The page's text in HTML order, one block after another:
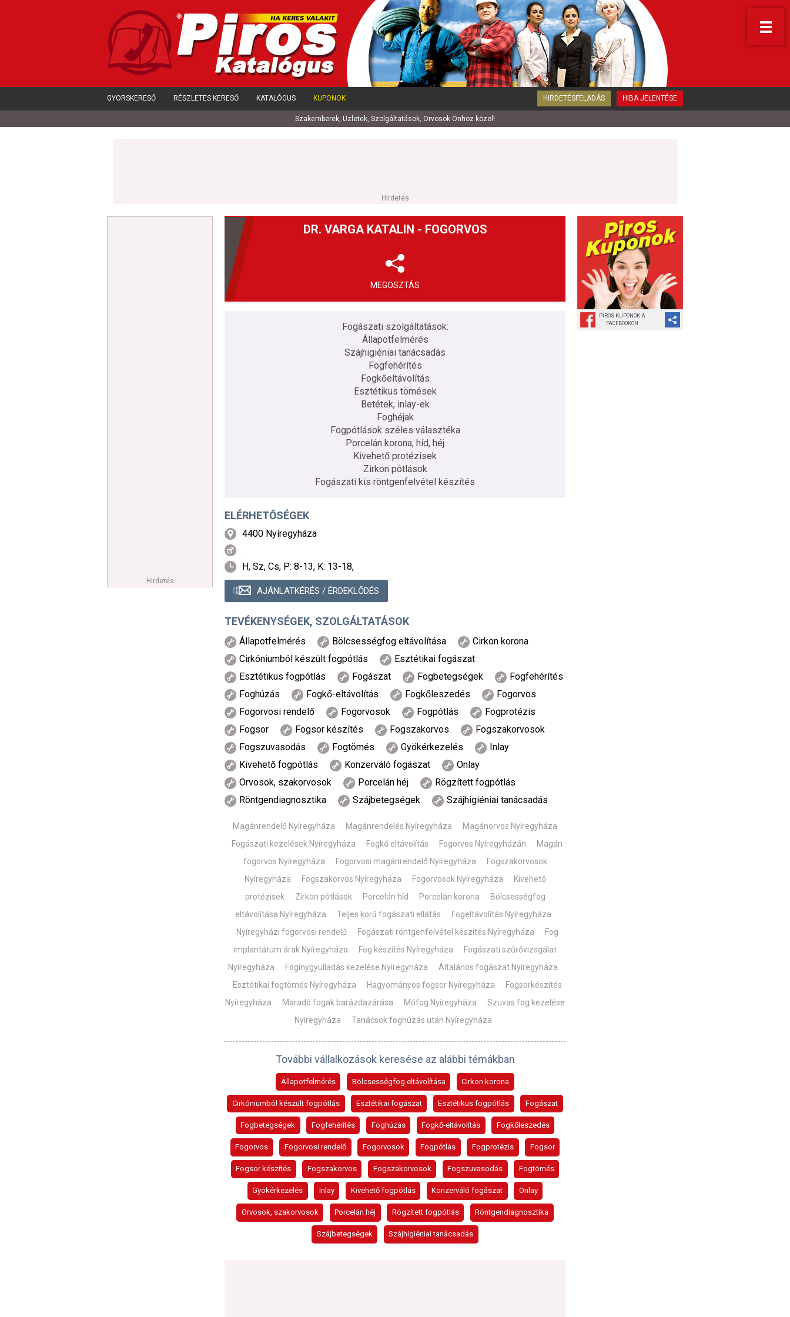
GYORSKERESŐ RÉSZLETES KERESŐ KATALÓGUS KUPONOK HIRDETÉSFELADÁS HIBA JELENTÉSE
Szakemberek, Üzletek, Szolgáltatások, Orvosok Önhöz közel!
Hirdetés
Hirdetés
DR. VARGA KATALIN - FOGORVOS
MEGOSZTÁS
Fogászati szolgáltatások:
Állapotfelmérés
Szájhigiéniai tanácsadás
Fogfehérítés
Fogkőeltávolítás
Esztétikus tömések
Betétek, inlay-ek
Foghéjak
Fogpótlások széles választéka
Porcelán korona, híd, héj
Kivehető protézisek
Zirkon pótlások
Fogászati kis röntgenfelvétel készítés
ELÉRHETŐSÉGEK
4400 Nyíregyháza
.
H, Sz, Cs, P: 8-13, K: 13-18,
AJÁNLATKÉRÉS / ÉRDEKLŐDÉS
TEVÉKENYSÉGEK, SZOLGÁLTATÁSOK
Állapotfelmérés Bölcsességfog eltávolítása
Cirkon korona
Cirkóniumból készült fogpótlás
Esztétikai fogászat
Esztétikus fogpótlás
Fogászat Fogbetegségek
Fogfehérítés
Foghúzás
Fogkő-eltávolítás Fogkőleszedés
Fogorvos
Fogorvosi rendelő
Fogorvosok Fogpótlás
Fogprotézis
Fogsor
Fogsor készítés Fogszakorvos
Fogszakorvosok
Fogszuvasodás
Fogtömés Gyökérkezelés
Inlay
Kivehető fogpótlás
Konzerváló fogászat
Onlay
Orvosok, szakorvosok
Porcelán héj
Rögzített fogpótlás
Röntgendiagnosztika
Szájbetegségek Szájhigiéniai tanácsadás
Magánrendelő Nyíregyháza Magánrendelés Nyíregyháza
Magánorvos Nyíregyháza
Fogászati kezelések Nyíregyháza
Fogkő eltávolítás Fogorvos Nyíregyházán
Magán
fogorvos Nyíregyháza
Fogorvosi magánrendelő Nyíregyháza
Fogszakorvosok
Nyíregyháza
Fogszakorvos Nyíregyháza Fogorvosok Nyíregyháza
Kivehető
protézisek
Zirkon pótlások Porcelán híd Porcelán korona
Bölcsességfog
eltávolítása Nyíregyháza
Teljes körű fogászati ellátás
Fogeltávolítás Nyíregyháza
Nyíregyházi fogorvosi rendelő
Fogászati röntgenfelvétel készítés Nyíregyháza
Fog
implantátum árak Nyíregyháza
Fog készítés Nyíregyháza
Fogászati szűrővizsgálat
Nyíregyháza
Fogínygyulladás kezelése Nyíregyháza
Általános fogászat Nyíregyháza
Esztétikai fogtömés Nyíregyháza
Hagyományos fogsor Nyíregyháza
Fogsorkészítés
Nyíregyháza
Maradó fogak barázdazárása Műfog Nyíregyháza
Szuvas fog kezelése
Nyíregyháza
Tanácsok foghúzás után Nyíregyháza
További vállalkozások keresése az alábbi témákban
Állapotfelmérés Bölcsességfog eltávolítása Cirkon korona
Cirkóniumból készült fogpótlás Esztétikai fogászat Esztétikus fogpótlás Fogászat
Fogbetegségek Fogfehérítés Foghúzás Fogkő-eltávolítás Fogkőleszedés
Fogorvos Fogorvosi rendelő Fogorvosok Fogpótlás Fogprotézis Fogsor
Fogsor készítés Fogszakorvos Fogszakorvosok Fogszuvasodás Fogtömés
Gyökérkezelés Inlay Kivehető fogpótlás Konzerváló fogászat Onlay
Orvosok, szakorvosok Porcelán héj Rögzített fogpótlás Röntgendiagnosztika
Szájbetegségek Szájhigiéniai tanácsadás
PIROS KUPONOK A
FACEBOOKON